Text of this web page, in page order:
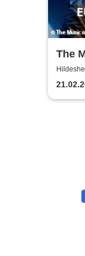
The
Tour